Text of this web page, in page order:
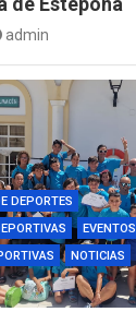
admin
DEPORTES
EVENTOS
NOTICIAS